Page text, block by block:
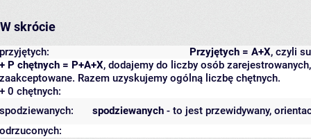
W skrócie
Przyjętych = A+X, czyli
przyjętych:
+ P chętnych = P+A+X, dodajemy do liczby osób
zaakceptowane. Razem uzyskujemy ogólną liczbę chętnych.
+ 0 chętnych:
spodziewanych - to jest przewidywany,
spodziewanych:
odrzuconych: